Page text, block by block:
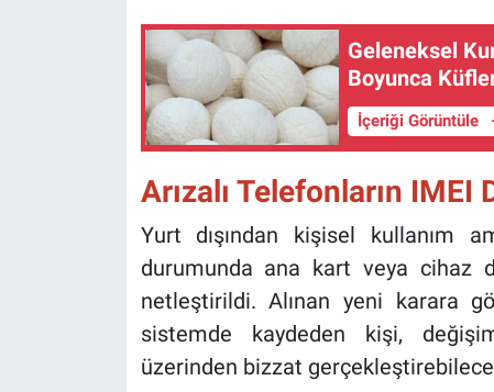
Geleneksel
Boyunca
İçeriği Görüntüle
Arızalı Telefonların
Yurt dışından kişisel kullanım
durumunda ana kart veya cihaz
netleştirildi. Alınan yeni karara
sistemde kaydeden kişi,
üzerinden bizzat